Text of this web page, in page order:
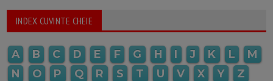
INDEX CUVINTE CHEIE
A B C D E F G H I J K L
M
N
O P Q R S T U V X Y Z